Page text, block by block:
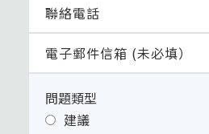
問題類型
建議